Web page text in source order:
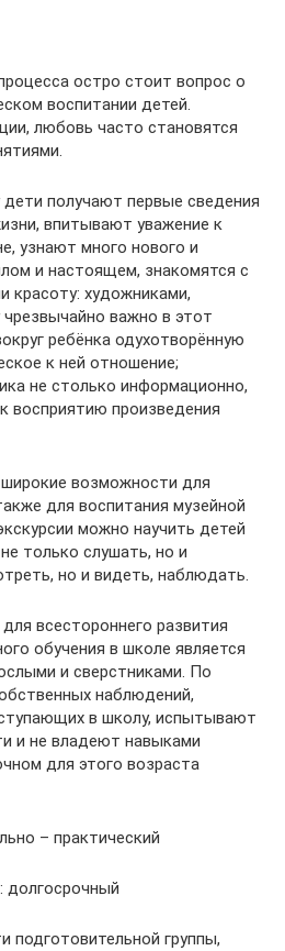
остро стоит вопрос о
воспитании детей.
любовь часто становятся
получают первые сведения
впитывают уважение к
узнают много нового и
и настоящем, знакомятся с
красоту: художниками,
важно в этот
ребёнка одухотворённую
к ней отношение;
не столько информационно,
восприятию произведения
возможности для
для воспитания музейной
можно научить детей
только слушать, но и
но и видеть, наблюдать.
всестороннего развития
обучения в школе является
и сверстниками. По
наблюдений,
в школу, испытывают
и не владеют навыками
для этого возраста
– практический
долгосрочный
подготовительной группы,